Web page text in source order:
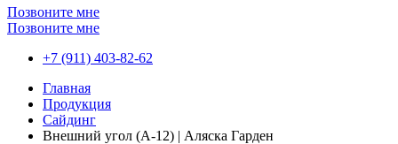
Позвоните мне
Позвоните мне
+7 (911) 403-82-62
Главная
Продукция
Сайдинг
Внешний угол (A-12) | Аляска Гарден